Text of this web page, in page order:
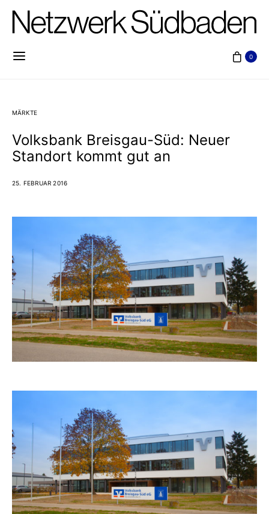
0
MÄRKTE
Volksbank Breisgau-Süd: Neuer
Standort kommt gut an
25. FEBRUAR 2016